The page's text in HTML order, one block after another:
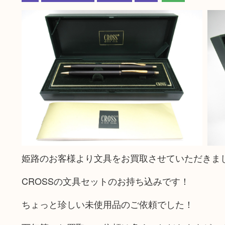
姫路のお客様より文具をお買取させていただきま
CROSSの文具セットのお持ち込みです！
ちょっと珍しい未使用品のご依頼でした！